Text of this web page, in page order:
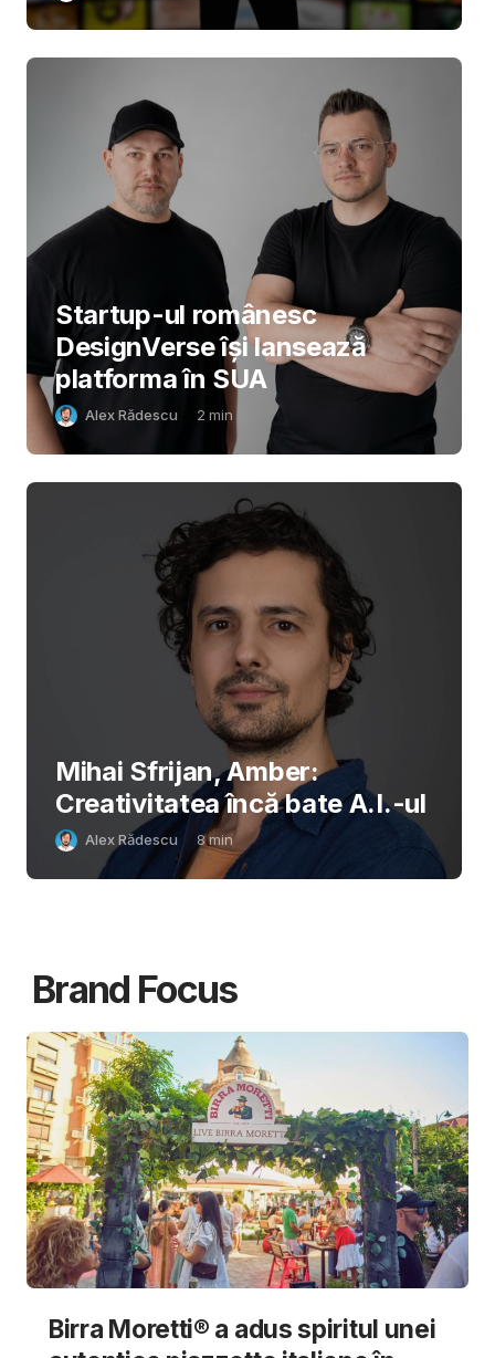
Startup-ul românesc
DesignVerse își lansează
platforma în SUA
Alex Rădescu 2 min
Mihai Sfrijan, Amber:
Creativitatea încă bate A.I.-ul
Alex Rădescu 8min
Brand Focus
Birra Moretti® a adus spiritul unei